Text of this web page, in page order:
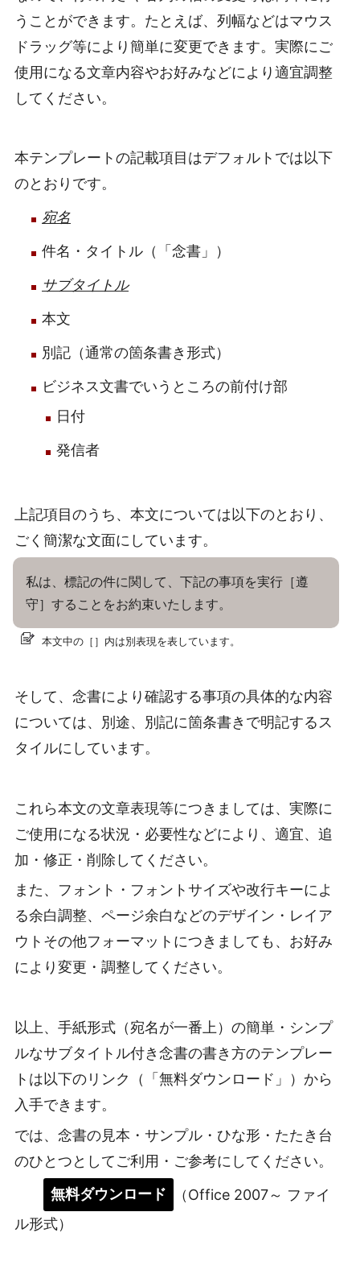
うことができます。たとえば、列幅などはマウス
ドラッグ等により簡単に変更できます。実際にご
使用になる文章内容やお好みなどにより適宜調整
してください。
本テンプレートの記載項目はデフォルトでは以下
のとおりです。
宛名
件名・タイトル（「念書」）
サブタイトル
本文
別記（通常の箇条書き形式）
ビジネス文書でいうところの前付け部
日付
発信者
上記項目のうち、本文については以下のとおり、
ごく簡潔な文面にしています。
私は、標記の件に関して、下記の事項を実行［遵
守］することをお約束いたします。
本文中の［］内は別表現を表しています。
そして、念書により確認する事項の具体的な内容
については、別途、別記に箇条書きで明記するス
タイルにしています。
これら本文の文章表現等につきましては、実際に
ご使用になる状況・必要性などにより、適宜、追
加・修正・削除してください。
また、フォント・フォントサイズや改行キーによ
る余白調整、ページ余白などのデザイン・レイア
ウトその他フォーマットにつきましても、お好み
により変更・調整してください。
以上、手紙形式（宛名が一番上）の簡単・シンプ
ルなサブタイトル付き念書の書き方のテンプレー
トは以下のリンク（「無料ダウンロード」）から
入手できます。
では、念書の見本・サンプル・ひな形・たたき台
のひとつとしてご利用・ご参考にしてください。
無料ダウンロード
（Office 2007～ ファイ
ル形式）